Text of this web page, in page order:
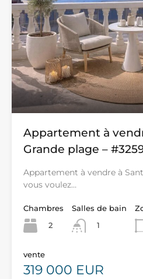
Appartement à
Grande plage –
Appartement à vendre à
vous voulez…
Chambres
2
Salles de bain
1
vente
319 000 EUR